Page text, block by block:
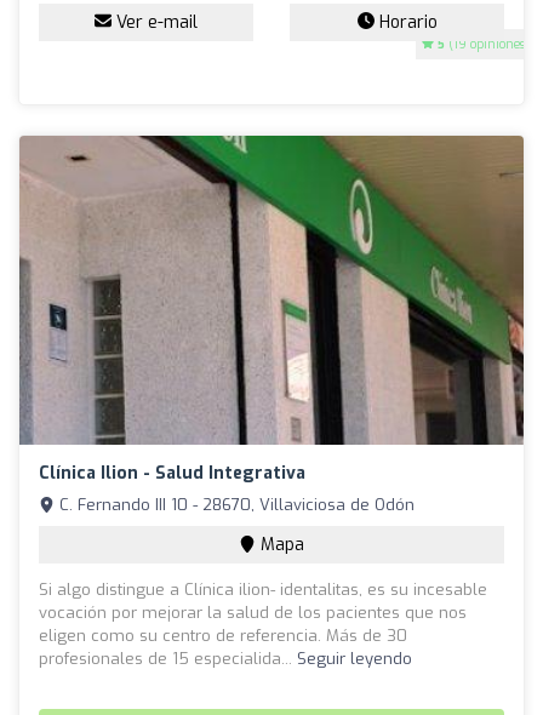
5 (19 opiniones)
Ver e-mail Horario
Clínica Ilion - Salud Integrativa
C. Fernando III 10 - 28670, Villaviciosa de Odón
Mapa
Si algo distingue a Clínica ilion- identalitas, es su incesable
vocación por mejorar la salud de los pacientes que nos
eligen como su centro de referencia. Más de 30
profesionales de 15 especialida... Seguir leyendo